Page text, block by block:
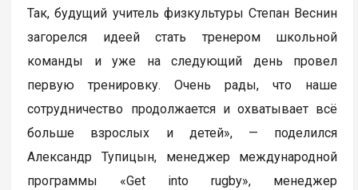
Так, будущий учитель физкультуры Степан Веснин
загорелся идеей стать тренером школьной
команды и уже на следующий день провел
первую тренировку. Очень рады, что наше
сотрудничество продолжается и охватывает всё
больше взрослых и детей», — поделился
Александр Тупицын, менеджер международной
программы «Get into rugby», менеджер